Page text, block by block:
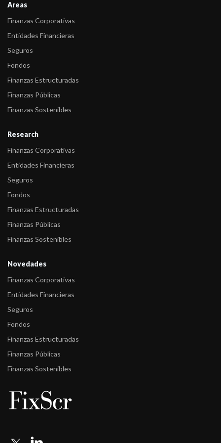
-FIX (afiliada de Fitch Ratings) asigna calificación a las ON Clase
12, 13 y ...
-FIX (afiliada de Fitch Ratings) confirma las calificaciones de las
Entidade ...
Areas
Finanzas Corporativas
Entidades Financieras
Seguros
Fondos
Finanzas Estructuradas
Finanzas Públicas
Finanzas Sostenibles
Research
Finanzas Corporativas
Entidades Financieras
Seguros
Fondos
Finanzas Estructuradas
Finanzas Públicas
Finanzas Sostenibles
Novedades
Finanzas Corporativas
Entidades Financieras
Seguros
Fondos
Finanzas Estructuradas
Finanzas Públicas
Finanzas Sostenibles